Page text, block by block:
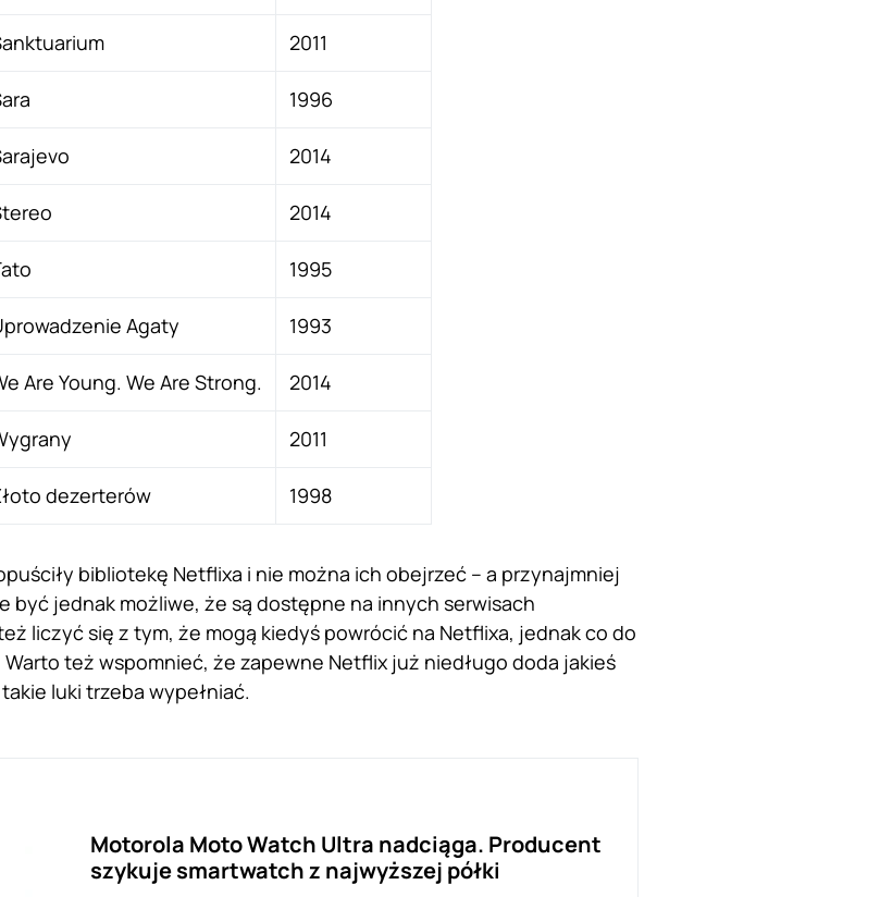
2011
1996
2014
2014
1995
Agaty 1993
Are Young. We Are Strong. 2014
2011
dezerterów 1998
bibliotekę Netflixa i nie można ich obejrzeć – a przynajmniej
być jednak możliwe, że są dostępne na innych serwisach
liczyć się z tym, że mogą kiedyś powrócić na Netflixa, jednak co do
też wspomnieć, że zapewne Netflix już niedługo doda jakieś
luki trzeba wypełniać.
Motorola Moto Watch Ultra nadciąga. Producent
szykuje smartwatch z najwyższej półki